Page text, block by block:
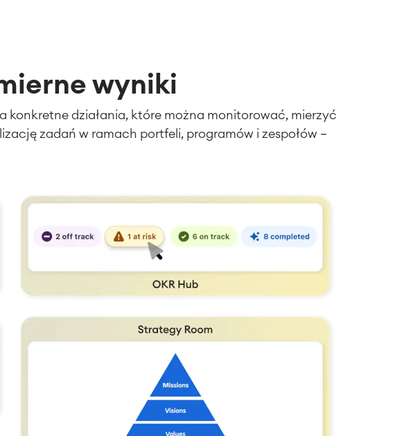
wyniki
konkretne działania, które można monitorować, mierzyć
zadań w ramach portfeli, programów i zespołów —